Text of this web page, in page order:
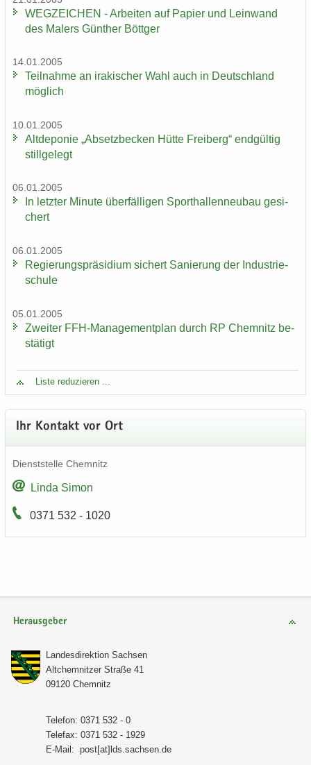
WEG­ZEI­CHEN - Ar­bei­ten auf Pa­pier und Lein­wand
des Ma­lers Gün­ther Bött­ger
14.01.2005
Teil­nah­me an ira­ki­scher Wahl auch in Deutsch­land
mög­lich
10.01.2005
Alt­de­po­nie „Ab­setz­be­cken Hütte Frei­berg“ end­gül­tig
still­ge­legt
06.01.2005
In letz­ter Mi­nu­te über­fäl­li­gen Sport­hal­len­neu­bau ge­si­
chert
06.01.2005
Re­gie­rungs­prä­si­di­um si­chert Sa­nie­rung der In­dus­trie­
schu­le
05.01.2005
Zwei­ter FFH-​Managementplan durch RP Chem­nitz be­
stä­tigt
Liste re­du­zie­ren ...
Ihr Kon­takt vor Ort
Dienst­stel­le Chem­nitz
Linda Simon
0371 532 - 1020
Herausgeber
Lan­des­di­rek­ti­on Sach­sen
Alt­chem­nit­zer Stra­ße 41
09120 Chem­nitz
Te­le­fon: 0371 532 - 0
Te­le­fax: 0371 532 - 1929
E-​Mail: post[at]lds.sach­sen.de